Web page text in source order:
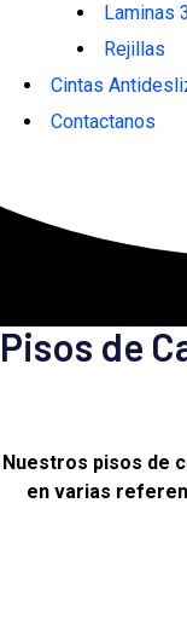
Laminas
Rejillas
Cintas
Contactanos
Pisos de
Nuestros pisos de
en varias